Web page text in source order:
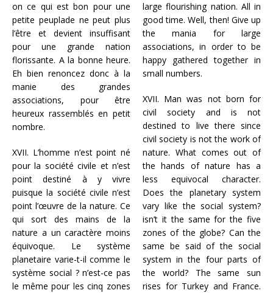
on ce qui est bon pour une
petite peuplade ne peut plus
l’être et devient insuffisant
pour une grande nation
florissante. A la bonne heure.
Eh bien renoncez donc à la
manie des grandes
associations, pour être
heureux rassemblés en petit
nombre.
XVII. L’homme n’est point né
pour la société civile et n’est
point destiné à y vivre
puisque la société civile n’est
point l’œuvre de la nature. Ce
qui sort des mains de la
nature a un caractère moins
équivoque. Le système
planetaire varie-t-il comme le
système social ? n’est-ce pas
le même pour les cinq zones
large flourishing nation. All in
good time. Well, then! Give up
the mania for large
associations, in order to be
happy gathered together in
small numbers.
XVII. Man was not born for
civil society and is not
destined to live there since
civil society is not the work of
nature. What comes out of
the hands of nature has a
less equivocal character.
Does the planetary system
vary like the social system?
isn’t it the same for the five
zones of the globe? Can the
same be said of the social
system in the four parts of
the world?
The same sun
rises for Turkey and France.